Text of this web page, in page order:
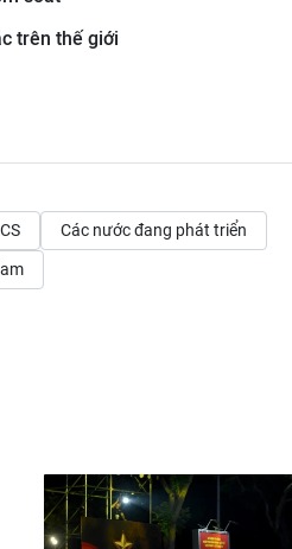
trên thế giới
Các nước đang phát triển